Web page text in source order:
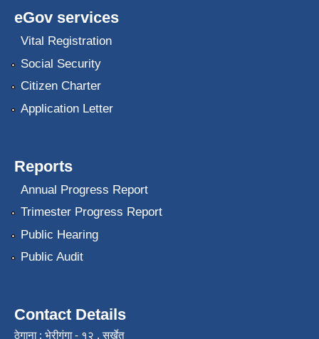
eGov services
Vital Registration
Social Security
Citizen Charter
Application Letter
Reports
Annual Progress Report
Trimester Progress Report
Public Hearing
Public Audit
Contact Details
ठेगाना : भेरीगंगा - १२ , सुर्खेत